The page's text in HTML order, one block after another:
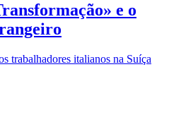
e o
trabalhadores italianos na Suíça